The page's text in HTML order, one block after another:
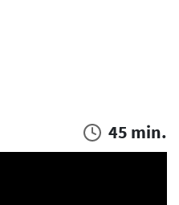
45 min.